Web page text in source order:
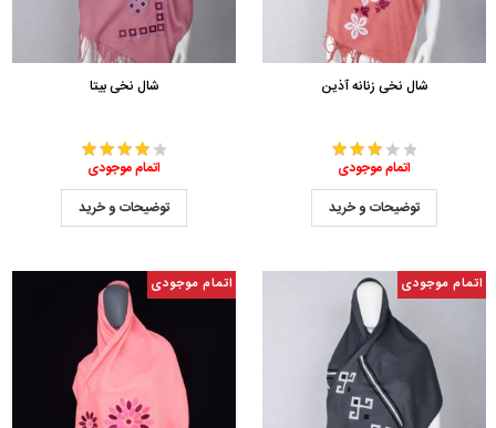
شال نخی زنانه آذین
اتمام موجودی
توضیحات و خرید
شال نخی بیتا
اتمام موجودی
توضیحات و خرید
اتمام موجودی اتمام موجودی